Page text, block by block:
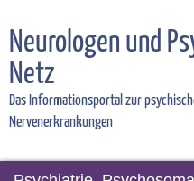
Neurologen und
Netz
Das Informationsportal zur
Nervenerkrankungen